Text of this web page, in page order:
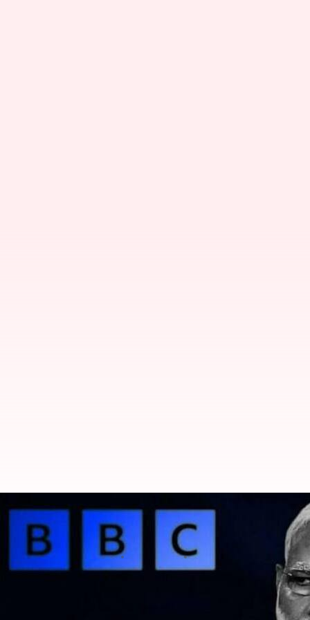
மோடி ஆவணப்படத்திற்கு
பிபிசிக்கு நோட்டீஸ்
எழுதியவர் Sindhuja SM May 22, 2023 03:04 pm